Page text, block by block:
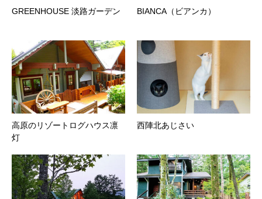
GREENHOUSE 淡路ガーデン BIANCA（ビアンカ）
高原のリゾートログハウス凛
灯
西陣北あじさい